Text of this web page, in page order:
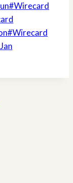
#Wirecard
#Wirecard